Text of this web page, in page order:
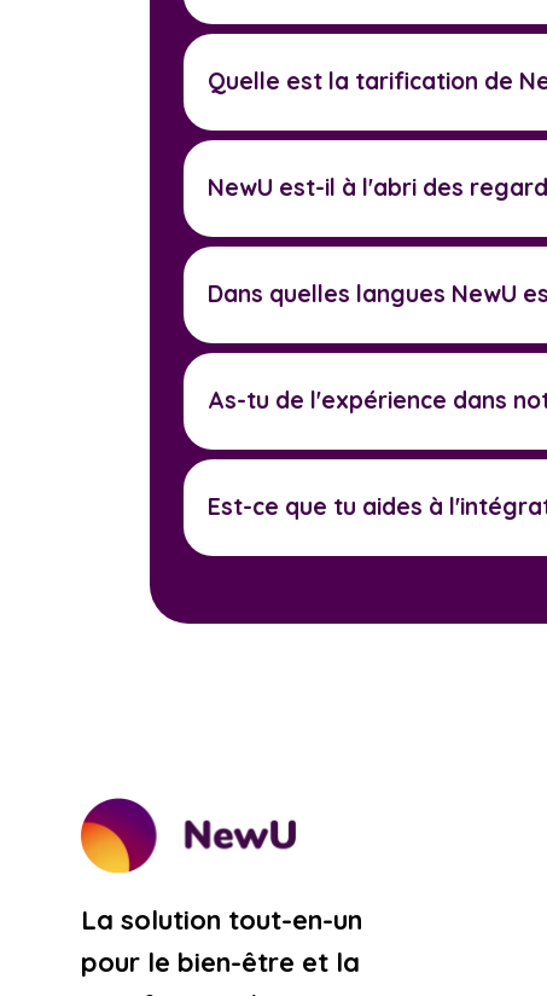
Quelle est la tarification de
NewU est-il à l'abri des
Dans quelles langues NewU
As-tu de l'expérience dans
Est-ce que tu aides à
La solution tout-en-un
pour le bien-être et la